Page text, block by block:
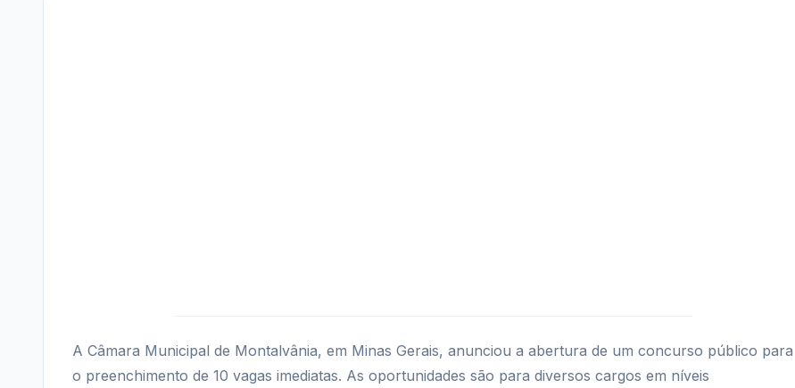
A Câmara Municipal de Montalvânia, em Minas Gerais, anunciou a abertura de um concurso público para
o preenchimento de 10 vagas imediatas. As oportunidades são para diversos cargos em níveis